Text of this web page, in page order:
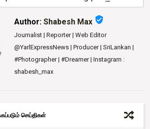
Author:Shabesh Max verified_user
Journalist | Reporter | Web Editor
@YarlExpressNews | Producer | SriLankan |
#Photographer | #Dreamer | Instagram :
shabesh_max
செய்திகள்